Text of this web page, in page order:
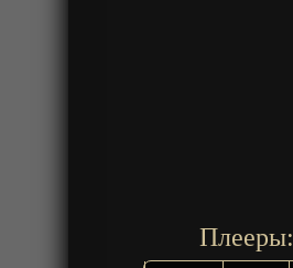
Плееры: